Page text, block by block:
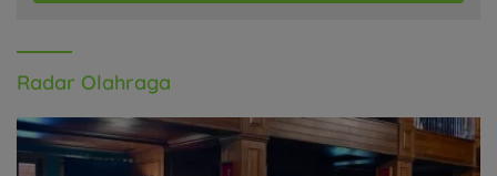
Radar Olahraga